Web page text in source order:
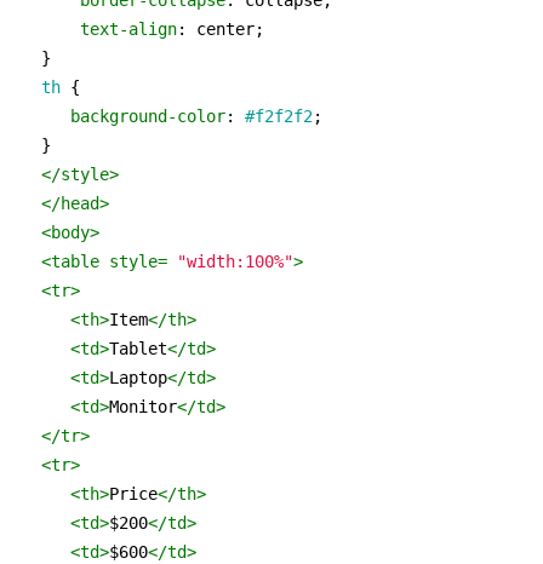
text-align: center;
th {
background-color: #f2f2f2;
</style>
</head>
<body>
<table style= "width:100%">
<tr>
<th>Item</th>
<td>Tablet</td>
<td>Laptop</td>
<td>Monitor</td>
</tr>
<tr>
<th>Price</th>
<td>$200</td>
<td>$600</td>